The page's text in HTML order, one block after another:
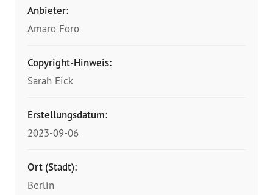
Anbieter:
Amaro Foro
Copyright-Hinweis:
Sarah Eick
Erstellungsdatum:
2023-09-06
Ort (Stadt):
Berlin